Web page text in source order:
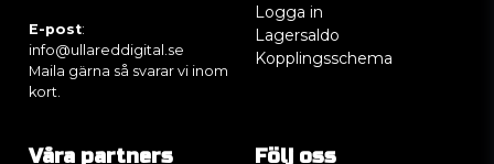
E-post:
info@ullareddigital.se
Maila gärna så svarar vi inom
kort.
Logga in
Lagersaldo
Kopplingsschema
Våra partners Följ oss